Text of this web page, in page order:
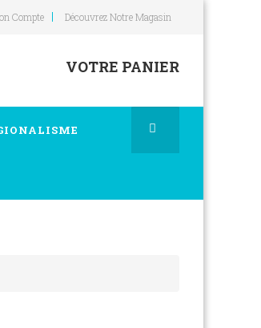
Compte Découvrez Notre Magasin
VOTRE PANIER